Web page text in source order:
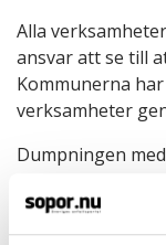
Alla
ansvar att se till
Kommunerna
verksamheter
Dumpningen
hanteras på ett
aktivt för ökad